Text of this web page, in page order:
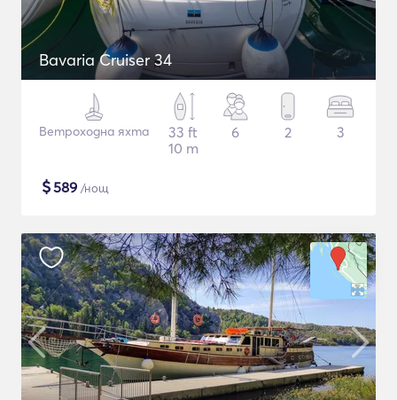
Bavaria Cruiser 34
Ветроходна яхта
33 ft
10 m
6 2 3
$589 /нощ